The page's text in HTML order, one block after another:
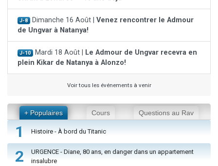
J-8 Dimanche 16 Août | Venez rencontrer le Admour
de Ungvar à Natanya!
J-10 Mardi 18 Août |
Le Admour de Ungvar recevra en
plein Kikar de Natanya à Alonzo!
Voir tous les événements à venir
+ Populaires Cours Questions au Rav
1 Histoire - À bord du Titanic
2
URGENCE - Diane, 80 ans, en danger dans un appartement
insalubre